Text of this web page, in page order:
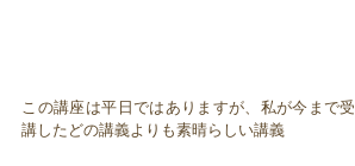
この講座は平日ではありますが、私が今まで受
講したどの講義よりも素晴らしい講義